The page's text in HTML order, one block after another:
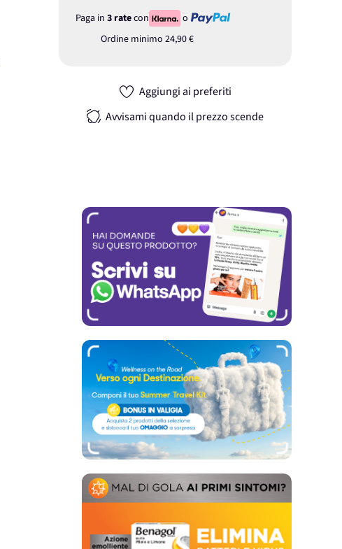
Paga in 3 ratecon
o
Ordine minimo 24,90 €
Aggiungi ai preferiti
Avvisami quando il prezzo scende